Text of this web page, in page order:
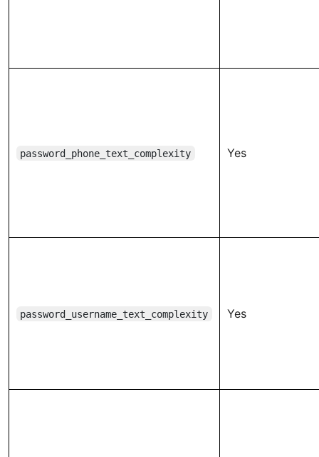
password_phone_text_complexity Yes
password_username_text_complexity Yes